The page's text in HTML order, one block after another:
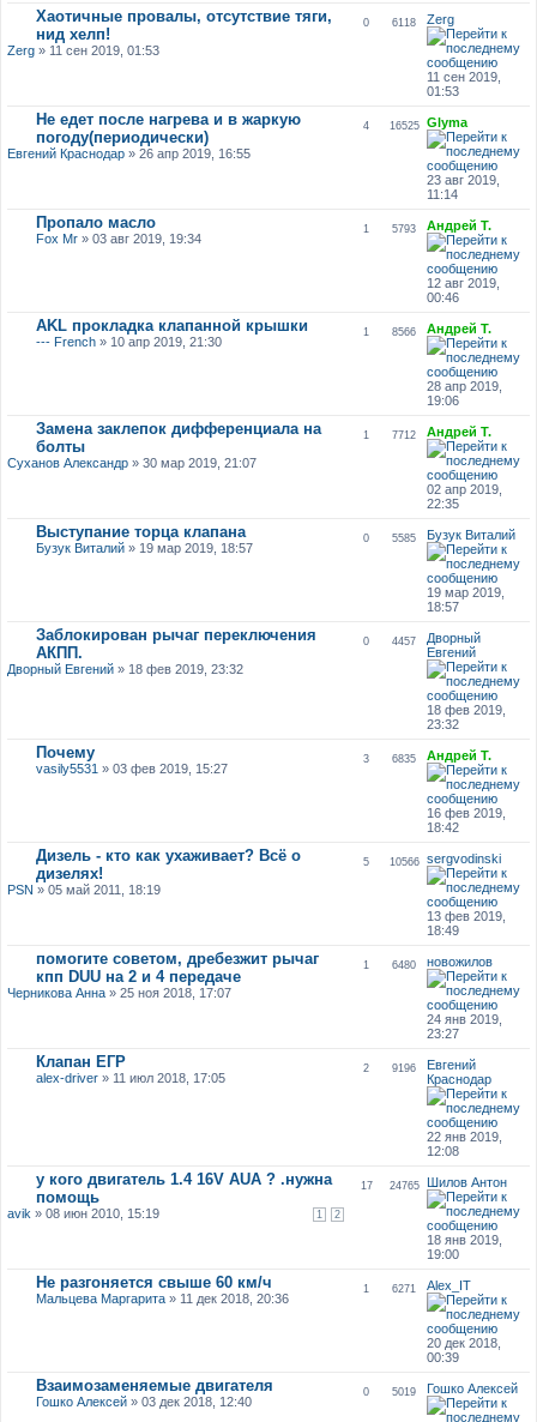
Хаотичные провалы, отсутствие тяги,
нид хелп!
Zerg» 11 сен 2019, 01:53
0 6118 Zerg
11 сен 2019,
01:53
Не едет после нагрева и в жаркую
погоду(периодически)
Евгений Краснодар» 26 апр 2019, 16:55
4 16525 Glyma
23 авг 2019,
11:14
Пропало масло
Fox Mr» 03 авг 2019, 19:34
1 5793 Андрей Т.
12 авг 2019,
00:46
AKL прокладка клапанной крышки
--- French» 10 апр 2019, 21:30
1 8566 Андрей Т.
28 апр 2019,
19:06
Замена заклепок дифференциала на
болты
Суханов Александр» 30 мар 2019, 21:07
1 7712 Андрей Т.
02 апр 2019,
22:35
Выступание торца клапана
Бузук Виталий» 19 мар 2019, 18:57
0 5585 Бузук Виталий
19 мар 2019,
18:57
Заблокирован рычаг переключения
АКПП.
Дворный Евгений» 18 фев 2019, 23:32
0 4457
Дворный
Евгений
18 фев 2019,
23:32
Почему
vasily5531 » 03 фев 2019, 15:27
3 6835 Андрей Т.
16 фев 2019,
18:42
Дизель - кто как ухаживает? Всё о
дизелях!
PSN » 05 май 2011, 18:19
5 10566 sergvodinski
13 фев 2019,
18:49
помогите советом, дребезжит рычаг
кпп DUU на 2 и 4 передаче
Черникова Анна» 25 ноя 2018, 17:07
1 6480 новожилов
24 янв 2019,
23:27
Клапан ЕГР
alex-driver» 11 июл 2018, 17:05
2 9196
Евгений
Краснодар
22 янв 2019,
12:08
у кого двигатель 1.4 16V AUA ? .нужна
помощь
1 2
avik » 08 июн 2010, 15:19
17 24765 Шилов Антон
18 янв 2019,
19:00
Не разгоняется свыше 60 км/ч
Мальцева Маргарита» 11 дек 2018, 20:36
1 6271 Alex_IT
20 дек 2018,
00:39
Взаимозаменяемые двигателя
Гошко Алексей» 03 дек 2018, 12:40
0 5019 Гошко Алексей